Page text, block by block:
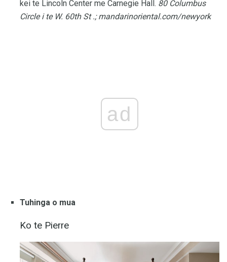
kei te Lincoln Center me Carnegie Hall. 80 Columbus
Circle i te W. 60th St .; mandarinoriental.com/newyork
ad
Tuhinga o mua
Ko te Pierre